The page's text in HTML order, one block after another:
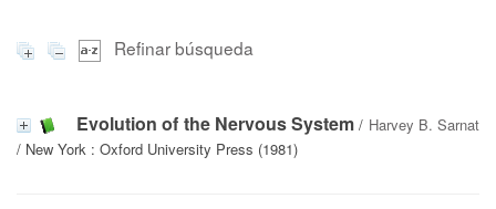
Refinar búsqueda
Evolution of the Nervous System / Harvey B. Sarnat
/ New York : Oxford University Press (1981)